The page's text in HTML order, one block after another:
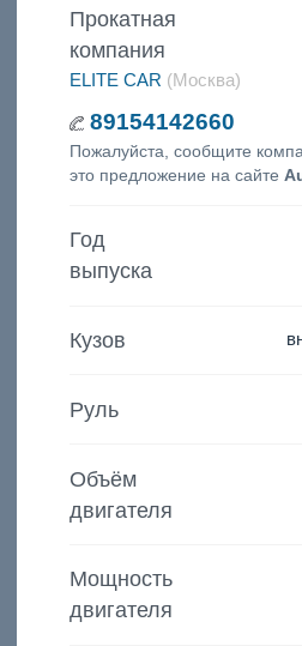
Прокатная
компания
ELITE CAR (Москва)
89154142660
Пожалуйста, сообщите
это предложение на сайте
Год
выпуска
Кузов
Руль
Объём
двигателя
Мощность
двигателя